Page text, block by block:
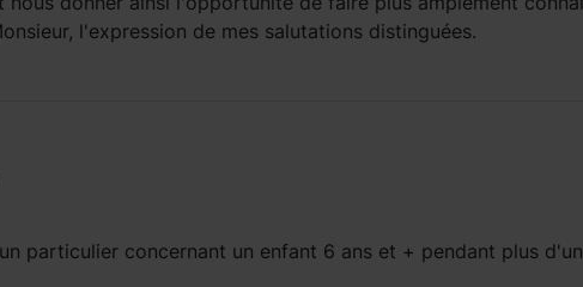
l'expression de mes salutations distinguées.
particulierconcernant un enfant 6 ans et + pendant plus